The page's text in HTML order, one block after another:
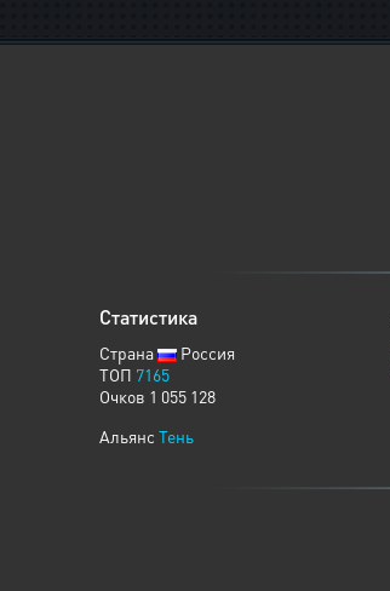
Статистика
Страна
Россия
ТОП 7165
Очков 1 055 128
Альянс Тень